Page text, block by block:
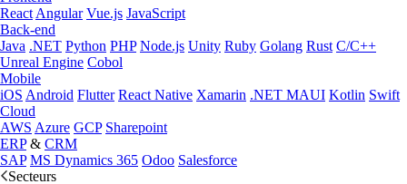
React Angular Vue.js JavaScript
Back-end
Java .NET Python PHP Node.js Unity Ruby Golang Rust C/C++
Unreal Engine Cobol
Mobile
iOS Android Flutter React Native Xamarin .NET MAUI Kotlin Swift
Cloud
AWS Azure GCP Sharepoint
ERP& CRM
SAP MS Dynamics 365 Odoo Salesforce
Secteurs